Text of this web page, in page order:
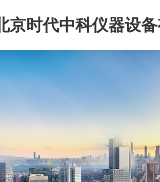
京时代中科仪器设